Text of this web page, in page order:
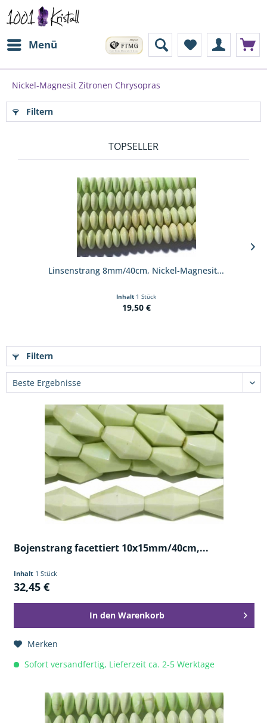
Menü
Nickel-Magnesit Zitronen Chrysopras
Filtern
TOPSELLER
Linsenstrang 8mm/40cm, Nickel-Magnesit...
Inhalt 1 Stück
19,50 €
Filtern
Bojenstrang facettiert 10x15mm/40cm,...
Inhalt 1 Stück
32,45 €
In den Warenkorb
Merken
Sofort versandfertig, Lieferzeit ca. 2-5 Werktage